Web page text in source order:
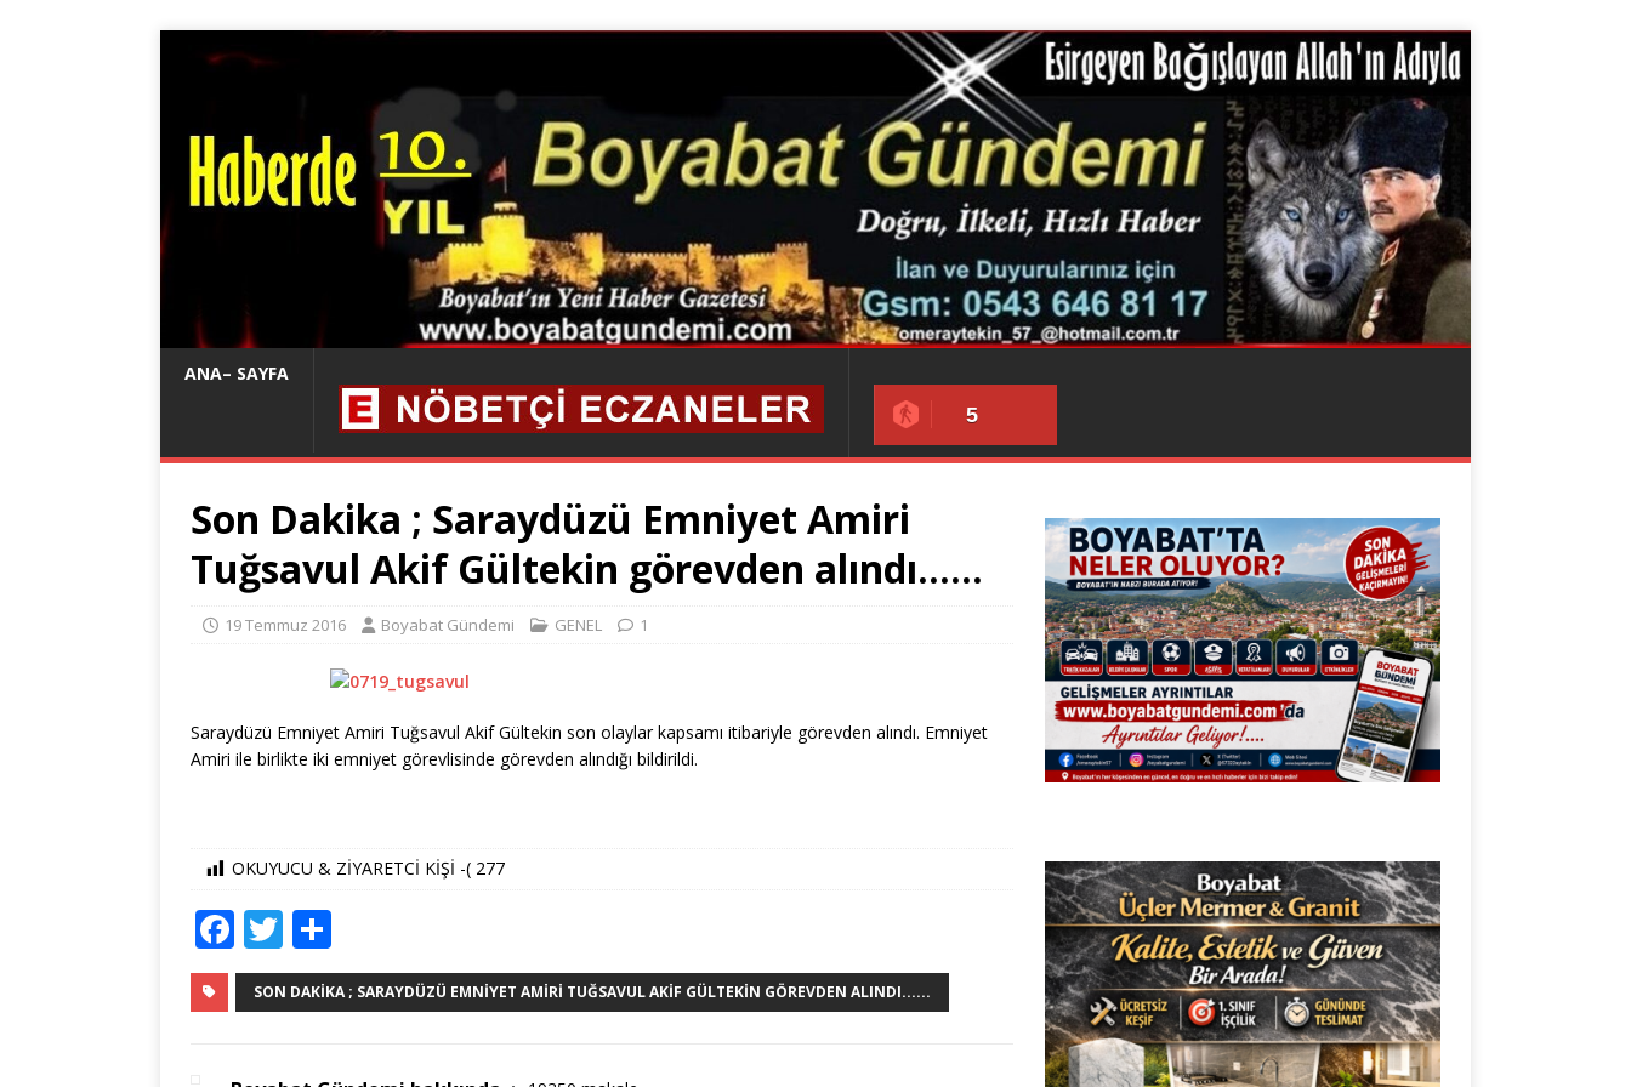
ANA– SAYFA
5
Son Dakika ; Saraydüzü Emniyet Amiri
Tuğsavul Akif Gültekin görevden alındı……
19 Temmuz 2016 Boyabat Gündemi GENEL 1
Saraydüzü Emniyet Amiri Tuğsavul Akif Gültekin son olaylar kapsamı itibariyle görevden alındı. Emniyet
Amiri ile birlikte iki emniyet görevlisinde görevden alındığı bildirildi.
OKUYUCU & ZİYARETCİ KİŞİ -( 277
F
a
c
T
w
it
h
ar
SON DAKIKA ; SARAYDÜZÜ EMNIYET AMIRI TUĞSAVUL AKIF GÜLTEKIN GÖREVDEN ALINDI......